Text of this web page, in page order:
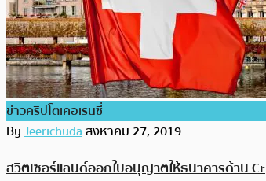
ข่าวคริปโตเคอเรนซี่
ByJeerichudaสิงหาคม 27, 2019
สวิตเซอร์แลนด์ออกใบอนุญาตให้ธนาคารด้าน